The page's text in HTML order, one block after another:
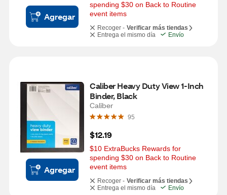
Agregar
spending $30 on Back to Routine
event items
Recoger - Verificar más tiendas
Entrega el mismo día
Envío
Agregar
Caliber Heavy Duty View 1-Inch
Binder, Black
Caliber
95
$12.19
$10 ExtraBucks Rewards for
spending $30 on Back to Routine
event items
Recoger - Verificar más tiendas
Entrega el mismo día
Envío